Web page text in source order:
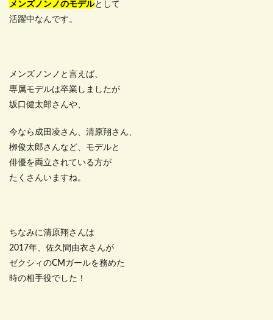
メンズノンノのモデルとして
活躍中なんです。
メンズノンノと言えば、
専属モデルは卒業しましたが
坂口健太郎さんや、
今なら成田凌さん、清原翔さん、
栁俊太郎さんなど、モデルと
俳優を両立されている方が
たくさんいますね。
ちなみに清原翔さんは
2017年、佐久間由衣さんが
ゼクシィのCMガールを務めた
時の相手役でした！